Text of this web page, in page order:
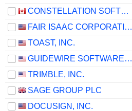
CONSTELLATION SOFTWARE INC.
FAIR ISAAC CORPORATION
TOAST, INC.
GUIDEWIRE SOFTWARE, INC.
TRIMBLE, INC.
SAGE GROUP PLC
DOCUSIGN, INC.